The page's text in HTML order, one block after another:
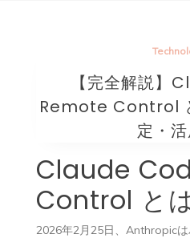
【完全解説
Remote Control
定・
Claude
Control と
2026年2月25日、Anthropic